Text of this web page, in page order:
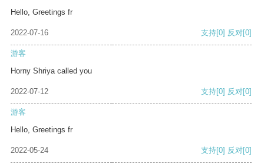
Hello, Greetings fr
2022-07-16 支持[0] 反对[0]
游客
Horny Shriya called you
2022-07-12 支持[0] 反对[0]
游客
Hello, Greetings fr
2022-05-24 支持[0] 反对[0]